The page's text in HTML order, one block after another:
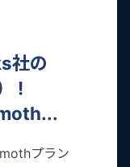
社の
!
プラン